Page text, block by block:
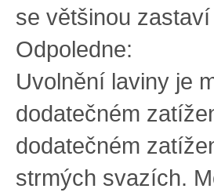
se většinou
Odpoledne:
Uvolnění laviny je
dodatečném
dodatečném
strmých svazích.